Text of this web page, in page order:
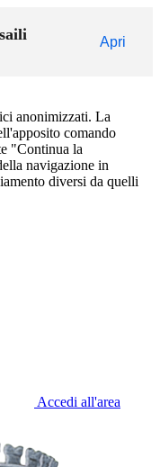
Apri
anonimizzati. La
comando
"Continua la
navigazione in
diversi da quelli
Accedi all'area